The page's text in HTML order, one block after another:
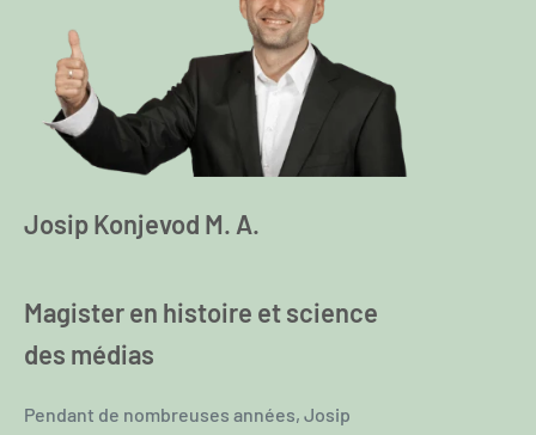
Josip Konjevod M. A.
Magister en histoire et science
des médias
Pendant de nombreuses années, Josip